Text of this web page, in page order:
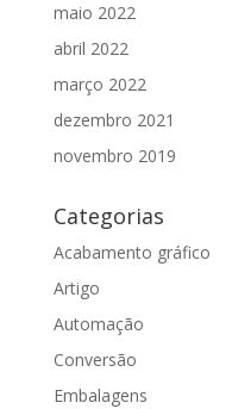
maio 2022
abril 2022
março 2022
dezembro 2021
novembro 2019
Categorias
Acabamento gráfico
Artigo
Automação
Conversão
Embalagens